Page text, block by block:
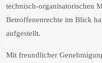
technisch-organisatorischen
Betroffenenrechte im Blick
aufgestellt.
Mit freundlicher